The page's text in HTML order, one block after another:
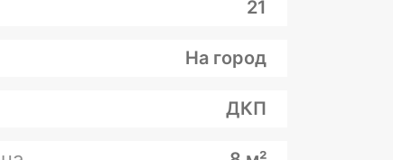
21
На город
ДКП